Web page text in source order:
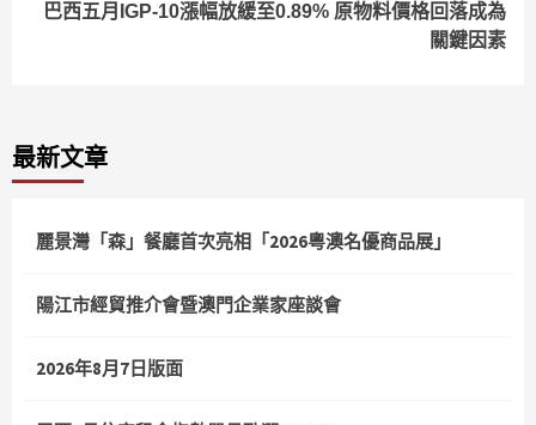
巴西五月IGP-10漲幅放緩至0.89% 原物料價格回落成為
關鍵因素
最新文章
麗景灣「森」餐廳首次亮相「2026粵澳名優商品展」
陽江市經貿推介會暨澳門企業家座談會
2026年8月7日版面